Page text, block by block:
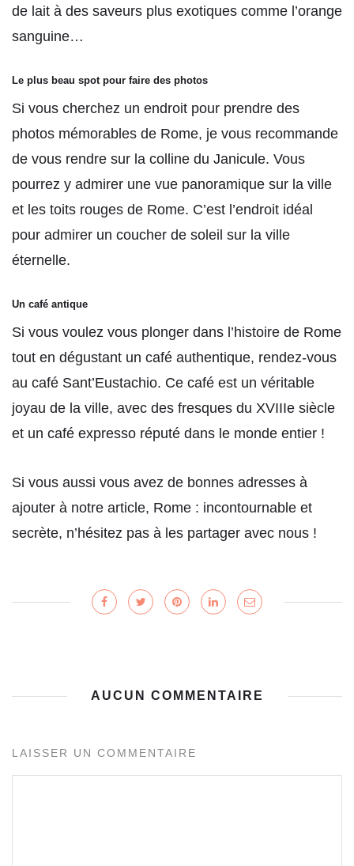
de lait à des saveurs plus exotiques comme l’orange
sanguine…
Le plus beau spot pour faire des photos
Si vous cherchez un endroit pour prendre des
photos mémorables de Rome, je vous recommande
de vous rendre sur la colline du Janicule. Vous
pourrez y admirer une vue panoramique sur la ville
et les toits rouges de Rome. C’est l’endroit idéal
pour admirer un coucher de soleil sur la ville
éternelle.
Un café antique
Si vous voulez vous plonger dans l’histoire de Rome
tout en dégustant un café authentique, rendez-vous
au café Sant’Eustachio. Ce café est un véritable
joyau de la ville, avec des fresques du XVIIIe siècle
et un café expresso réputé dans le monde entier !
Si vous aussi vous avez de bonnes adresses à
ajouter à notre article, Rome : incontournable et
secrète, n’hésitez pas à les partager avec nous !
AUCUN COMMENTAIRE
LAISSER UN COMMENTAIRE